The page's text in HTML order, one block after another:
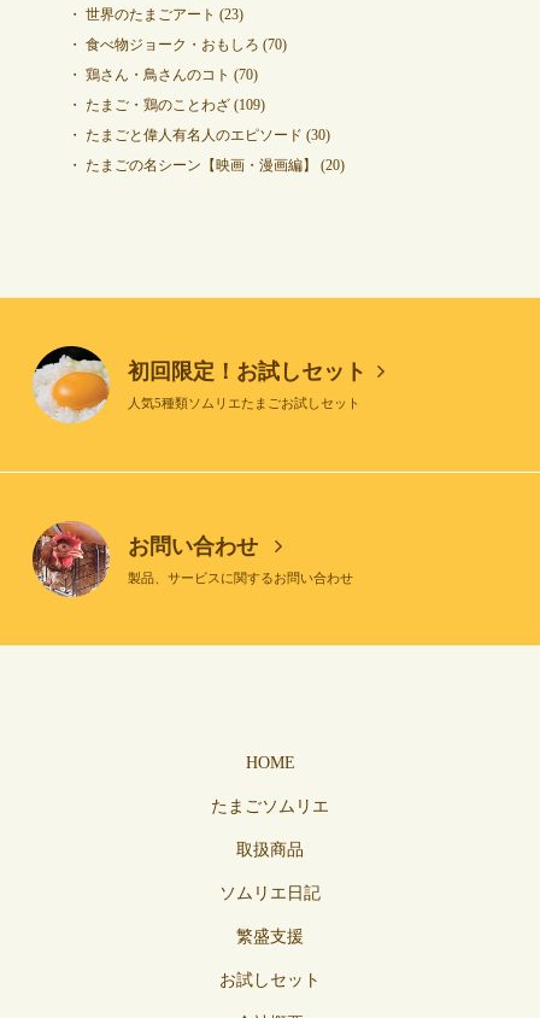
世界のたまごアート (23)
食べ物ジョーク・おもしろ (70)
鶏さん・鳥さんのコト (70)
たまご・鶏のことわざ(109)
たまごと偉人有名人のエピソード (30)
たまごの名シーン【映画・漫画編】
(20)
初回限定！お試しセット
人気5種類ソムリエたまごお試しセット
お問い合わせ
製品、サービスに関するお問い合わせ
HOME
たまごソムリエ
取扱商品
ソムリエ日記
繁盛支援
お試しセット